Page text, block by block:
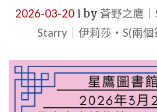
2026-03-20| by 蒼野之鷹
Starry｜伊莉莎・S(兩